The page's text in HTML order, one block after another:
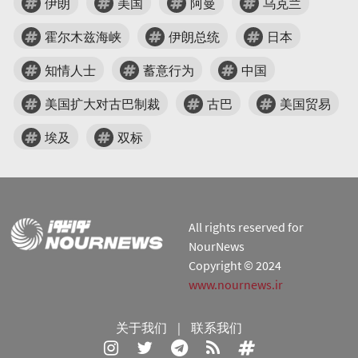
伊朗 美国 阿曼 乌克兰
霍尔木兹海峡 伊朗总统 日本
知情人士 蓄意行为 中国
美国扩大对古巴制裁 古巴 美国贸易
埃及 双标
All rights reserved for
NourNews
Copyright © 2024
www.nournews.ir
关于我们 | 联系我们